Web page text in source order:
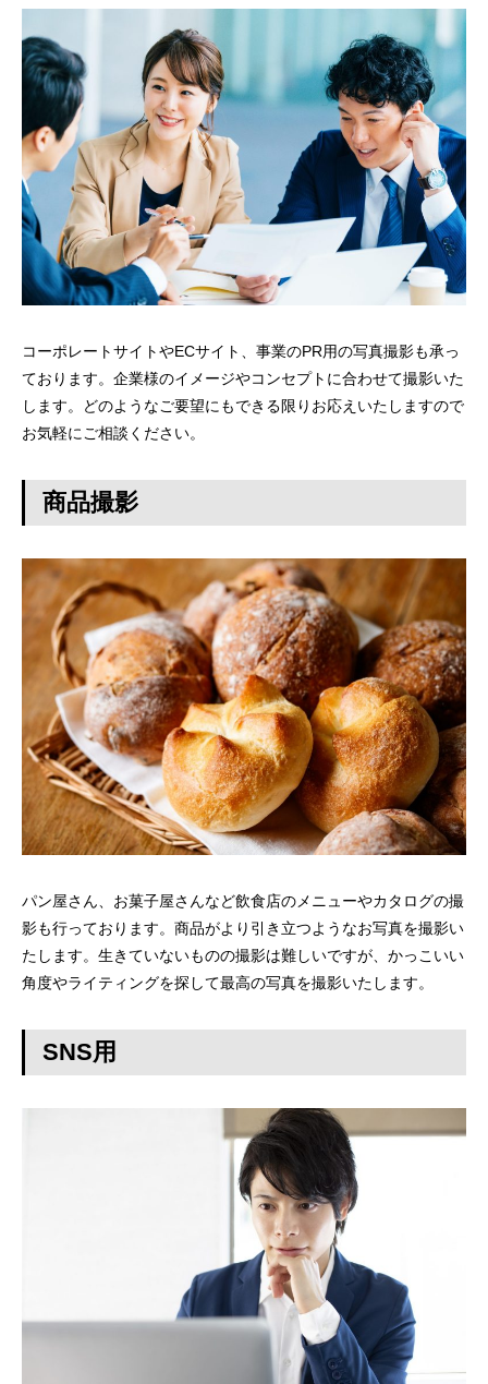
コーポレートサイトやECサイト、事業のPR用の写真撮影も承っ
ております。企業様のイメージやコンセプトに合わせて撮影いた
します。どのようなご要望にもできる限りお応えいたしますので
お気軽にご相談ください。
商品撮影
パン屋さん、お菓子屋さんなど飲食店のメニューやカタログの撮
影も行っております。商品がより引き立つようなお写真を撮影い
たします。生きていないものの撮影は難しいですが、かっこいい
角度やライティングを探して最高の写真を撮影いたします。
SNS用